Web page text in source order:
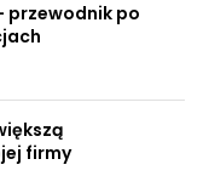
przewodnik po
firmy